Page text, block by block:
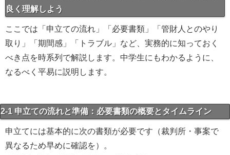
良く理解しよう
ここでは「申立ての流れ」「必要書類」「管財人とのやり
取り」「期間感」「トラブル」など、実務的に知っておく
べき点を時系列で解説します。中学生にもわかるように、
なるべく平易に説明します。
2-1 申立ての流れと準備：必要書類の概要とタイムライン
申立てには基本的に次の書類が必要です（裁判所・事案で
異なるため早めに確認を）。